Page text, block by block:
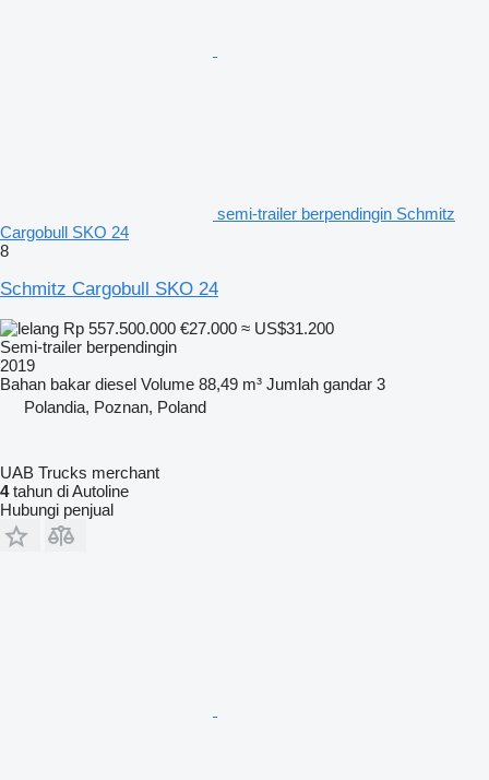
semi-trailer berpendingin Schmitz
Cargobull SKO 24
8
Schmitz Cargobull SKO 24
Rp 557.500.000 €27.000 ≈ US$31.200
Semi-trailer berpendingin
2019
Bahan bakar diesel Volume 88,49 m³ Jumlah gandar 3
Polandia, Poznan, Poland
UAB Trucks merchant
4tahun di Autoline
Hubungi penjual